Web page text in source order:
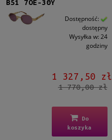
B51 7OE-30Y
Dostępność:
dostępny
Wysyłka w: 24
godziny
1 327,50 zł
1 770,00 zł
Do
koszyka